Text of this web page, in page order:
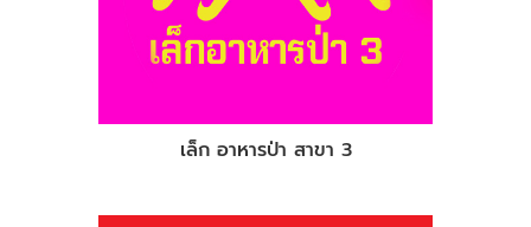
เล็ก อาหารป่า สาขา 3